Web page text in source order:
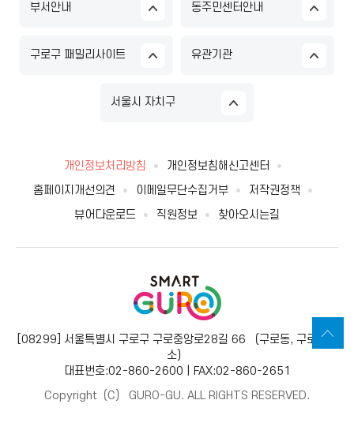
부서안내 동주민센터안내
구로구 패밀리사이트 유관기관
서울시 자치구
개인정보처리방침
개인정보침해신고센터
홈페이지개선의견
이메일무단수집거부
저작권정책
뷰어다운로드
직원정보 찾아오시는길
[08299] 서울특별시 구로구 구로중앙로28길 66 （구로동, 구로보건
소）
대표번호:02-860-2600 | FAX:02-860-2651
Copyright（C） GURO-GU. ALL RIGHTS RESERVED.